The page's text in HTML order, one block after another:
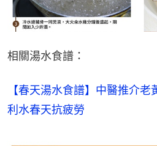
相關湯水食譜：
【春天湯水食譜】中醫推介
利水春天抗疲勞